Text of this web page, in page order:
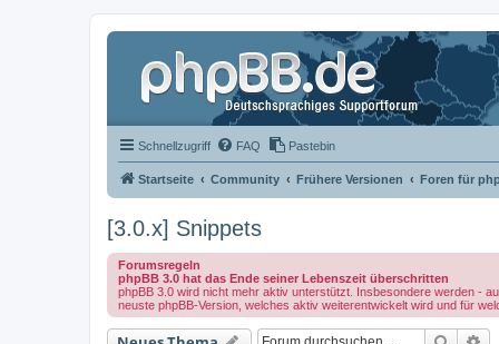
Schnellzugriff FAQ Pastebin
Startseite Community Frühere Versionen Foren für
[3.0.x] Snippets
Forumsregeln
phpBB 3.0 hat das Ende seiner Lebenszeit überschritten
phpBB 3.0 wird nicht mehr aktiv unterstützt. Insbesondere werden -
neuste phpBB-Version, welches aktiv weiterentwickelt wird und für